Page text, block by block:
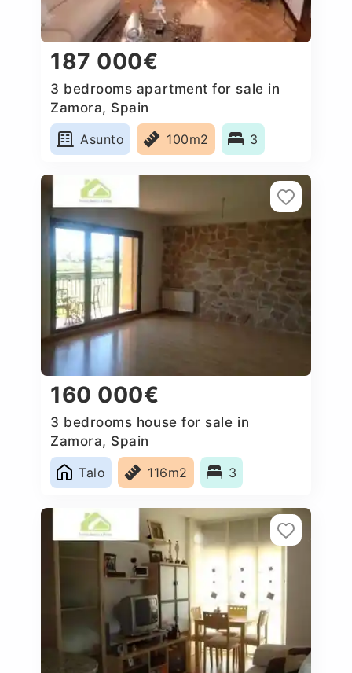
187 000€
3 bedrooms apartment for sale in
Zamora, Spain
Asunto
100m2 3
160 000€
3 bedrooms house for sale in
Zamora, Spain
Talo
116m2 3